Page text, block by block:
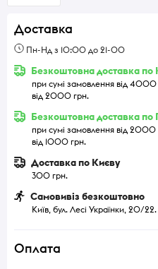
Доставка
Пн-Нд з 10:00 до 21-00
Безкоштовна доставка по
при сумі замовлення від 4000
від 2000 грн.
Безкоштовна доставка по
при сумі замовлення від 2000
від 1000 грн.
Доставка по Києву
300 грн.
Самовивіз безкоштовно
Київ, бул. Лесі Українки, 20/22.
Оплата